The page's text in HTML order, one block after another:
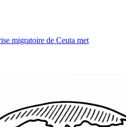
migratoire de Ceuta met